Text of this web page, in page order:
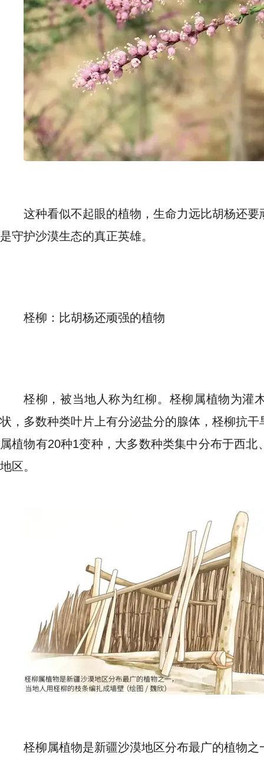
这种看似不起眼的植物，生命力远比胡杨还
是守护沙漠生态的真正英雄。
柽柳：比胡杨还顽强的植物
柽柳，被当地人称为红柳。柽柳属植物为灌
状，多数种类叶片上有分泌盐分的腺体，柽柳抗
属植物有20种1变种，大多数种类集中分布于西
地区。
柽柳属植物是新疆沙漠地区分布最广的植物